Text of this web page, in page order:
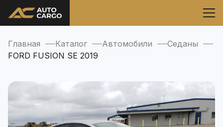
Главная Каталог Автомобили
Седаны
FORD FUSION SE 2019